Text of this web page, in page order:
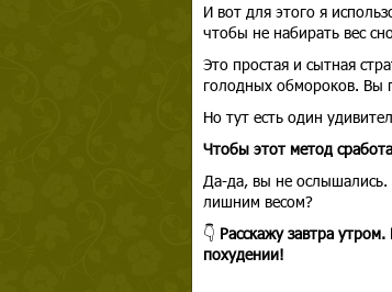
И вот для этого я
чтобы не набирать вес
Это простая и сытная
голодных обмороков. Вы
Но тут есть один
Чтобы этот метод
Да-да, вы не
лишним весом?
👇 Расскажу завтра
похудении!